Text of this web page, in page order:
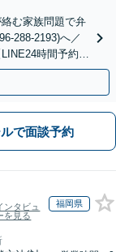
む家族問題で弁
288-2193)へ／
時間予約受
ルで面談予約
ンタビュ
を見る
福岡県